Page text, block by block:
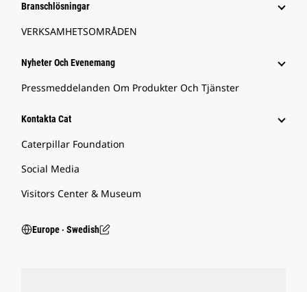
Branschlösningar
VERKSAMHETSOMRÅDEN
Nyheter Och Evenemang
Pressmeddelanden Om Produkter Och Tjänster
Kontakta Cat
Caterpillar Foundation
Social Media
Visitors Center & Museum
Europe ‧ Swedish